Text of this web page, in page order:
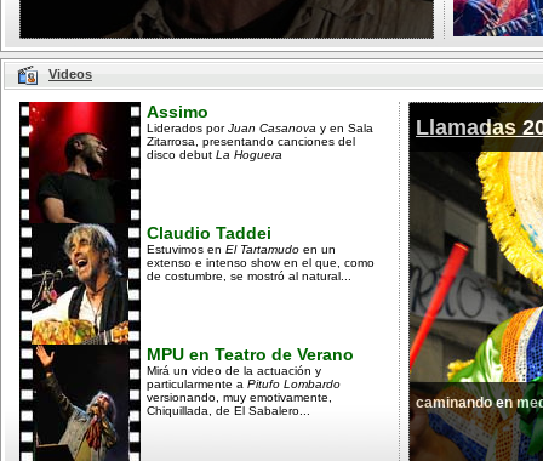
Videos
Assimo
Liderados porJuan Casanova y en Sala
Zitarrosa, presentando canciones del
disco debut La Hoguera
Claudio Taddei
Estuvimos en El Tartamudo en un
extenso e intenso show en el que, como
de costumbre, se mostró al natural...
MPU en Teatro de Verano
Mirá un video de la actuación y
particularmente a Pitufo Lombardo
versionando, muy emotivamente,
Chiquillada, de El Sabalero...
Llamadas
caminando en